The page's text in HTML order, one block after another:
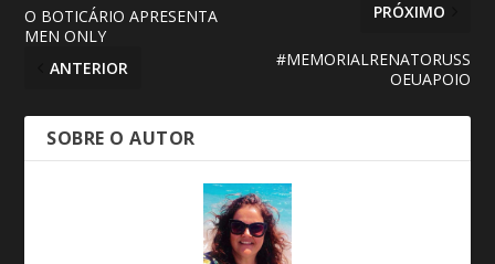
O BOTICÁRIO APRESENTA
MEN ONLY
ANTERIOR
PRÓXIMO
#MEMORIALRENATORUSS
OEUAPOIO
SOBRE O AUTOR